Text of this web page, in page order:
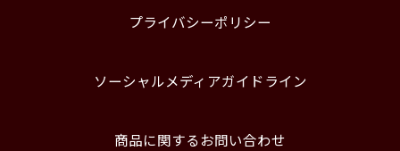
プライバシーポリシー
ソーシャルメディアガイドライン
商品に関するお問い合わせ